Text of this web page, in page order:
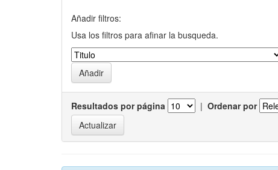
Añadir filtros:
Usa los filtros para afinar la busqueda.
Resultados por página | Ordenar por